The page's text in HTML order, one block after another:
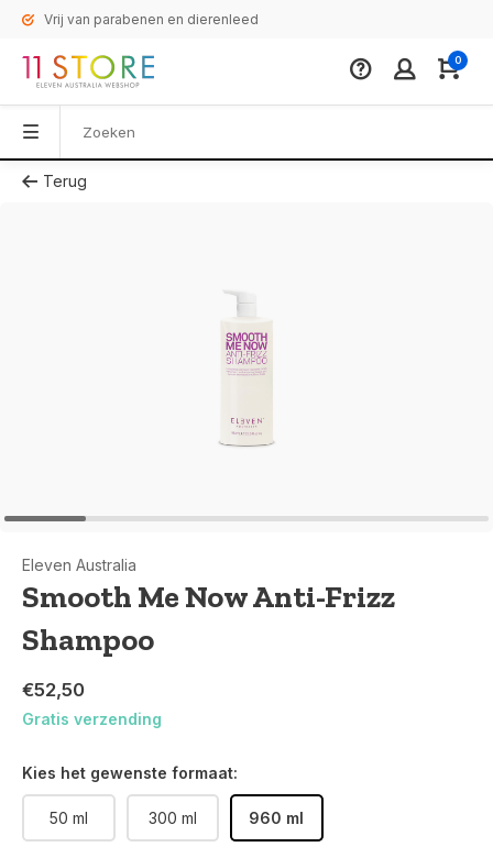
Vrij van parabenen en dierenleed
0
Terug
Eleven Australia
Smooth Me Now Anti-Frizz
Shampoo
€52,50
Gratis verzending
Kies het gewenste formaat:
50 ml 300 ml 960 ml